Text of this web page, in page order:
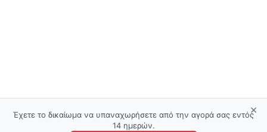
Έχετε το δικαίωμα να υπαναχωρήσετε από την αγορά σας εντός
14 ημερών.
×